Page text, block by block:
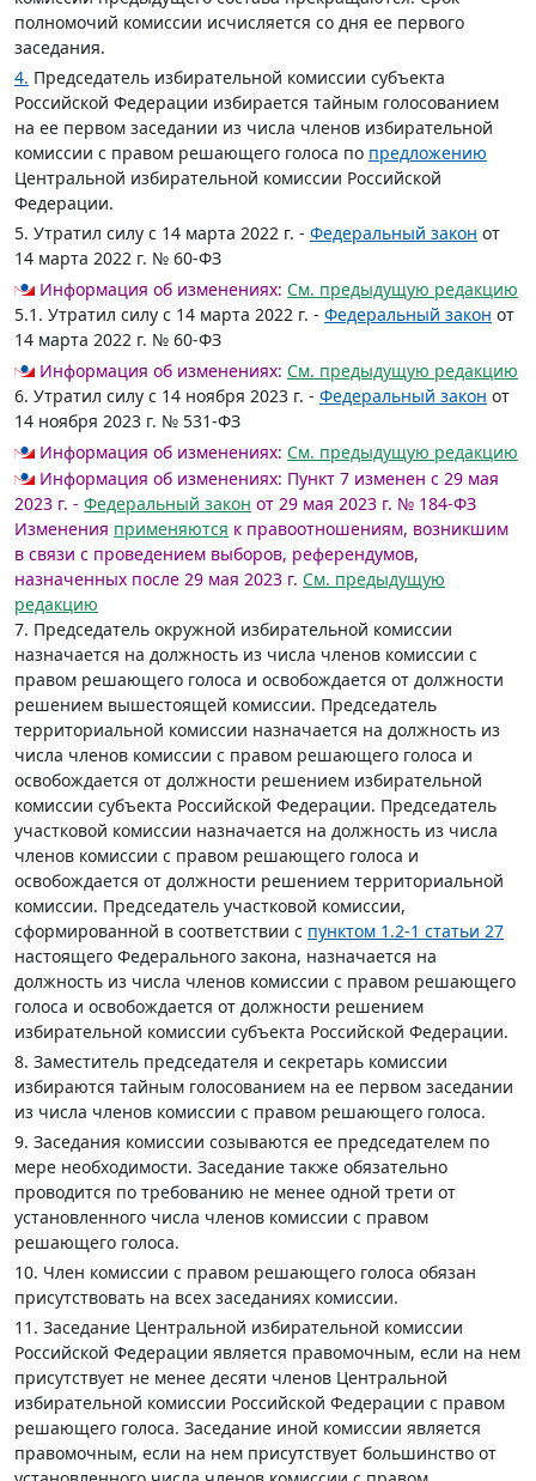
полномочий комиссии исчисляется со дня ее первого
заседания.
4. Председатель избирательной комиссии субъекта
Российской Федерации избирается тайным голосованием
на ее первом заседании из числа членов избирательной
комиссии с правом решающего голоса по предложению
Центральной избирательной комиссии Российской
Федерации.
5. Утратил силу с 14 марта 2022 г. - Федеральный закон от
14 марта 2022 г. № 60-ФЗ
Информация об изменениях: См. предыдущую редакцию
5.1. Утратил силу с 14 марта 2022 г. - Федеральный закон от
14 марта 2022 г. № 60-ФЗ
Информация об изменениях: См. предыдущую редакцию
6. Утратил силу с 14 ноября 2023 г. - Федеральный закон от
14 ноября 2023 г. № 531-ФЗ
Информация об изменениях: См. предыдущую редакцию
Информация об изменениях: Пункт 7 изменен с 29 мая
2023 г. - Федеральный закон от 29 мая 2023 г. № 184-ФЗ
Изменения применяются к правоотношениям, возникшим
в связи с проведением выборов, референдумов,
назначенных после 29 мая 2023 г. См. предыдущую
редакцию
7. Председатель окружной избирательной комиссии
назначается на должность из числа членов комиссии с
правом решающего голоса и освобождается от должности
решением вышестоящей комиссии. Председатель
территориальной комиссии назначается на должность из
числа членов комиссии с правом решающего голоса и
освобождается от должности решением избирательной
комиссии субъекта Российской Федерации. Председатель
участковой комиссии назначается на должность из числа
членов комиссии с правом решающего голоса и
освобождается от должности решением территориальной
комиссии. Председатель участковой комиссии,
сформированной в соответствии с пунктом 1.2-1 статьи 27
настоящего Федерального закона, назначается на
должность из числа членов комиссии с правом решающего
голоса и освобождается от должности решением
избирательной комиссии субъекта Российской Федерации.
8. Заместитель председателя и секретарь комиссии
избираются тайным голосованием на ее первом заседании
из числа членов комиссии с правом решающего голоса.
9. Заседания комиссии созываются ее председателем по
мере необходимости. Заседание также обязательно
проводится по требованию не менее одной трети от
установленного числа членов комиссии с правом
решающего голоса.
10. Член комиссии с правом решающего голоса обязан
присутствовать на всех заседаниях комиссии.
11. Заседание Центральной избирательной комиссии
Российской Федерации является правомочным, если на нем
присутствует не менее десяти членов Центральной
избирательной комиссии Российской Федерации с правом
решающего голоса. Заседание иной комиссии является
правомочным, если на нем присутствует большинство от